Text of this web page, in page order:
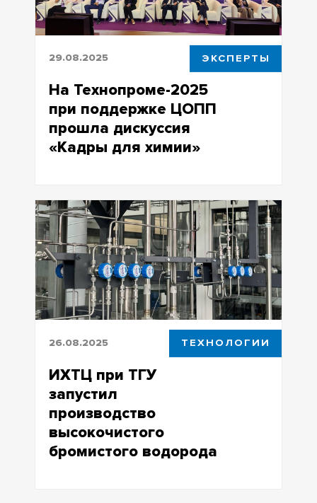
29.08.2025 ЭКСПЕРТЫ
На Технопроме-2025
при поддержке ЦОПП
прошла дискуссия
«Кадры для химии»
политику в химической отрасли и
эффективность мер государственной
поддержки
26.08.2025 ТЕХНОЛОГИИ
ИХТЦ при ТГУ
запустил
производство
высокочистого
бромистого водорода